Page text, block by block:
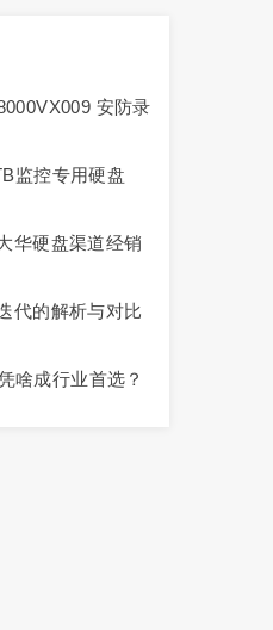
安防录
监控专用硬盘
华硬盘渠道经销
代的解析与对比
啥成行业首选？